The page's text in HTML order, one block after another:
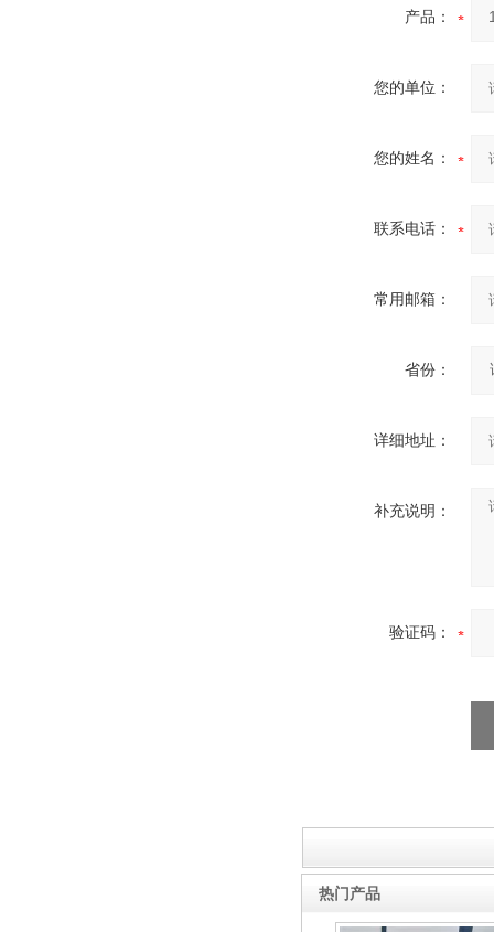
产品：
您的单位：
您的姓名：
联系电话：
常用邮箱：
省份：
详细地址：
补充说明：
验证码：
热门产品